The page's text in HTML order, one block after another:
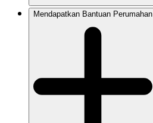
Mendapatkan Bantuan Perumahan